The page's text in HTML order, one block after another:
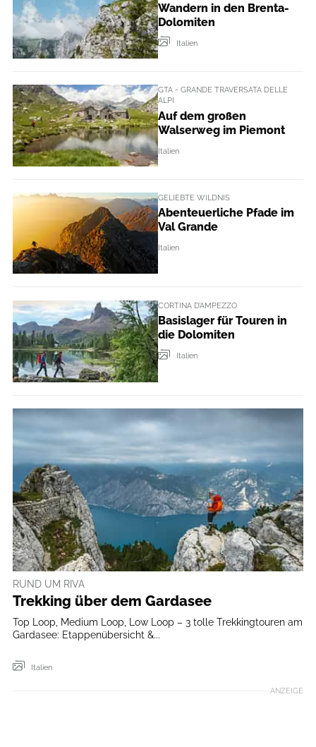
Wandern in den Brenta-
Dolomiten
Italien
GTA - GRANDE TRAVERSATA DELLE
ALPI
Auf dem großen
Walserweg im Piemont
Italien
GELIEBTE WILDNIS
Abenteuerliche Pfade im
Val Grande
Italien
CORTINA D’AMPEZZO
Basislager für Touren in
die Dolomiten
Italien
RUND UM RIVA
Trekking über dem Gardasee
Top Loop, Medium Loop, Low Loop – 3 tolle Trekkingtouren am
Gardasee: Etappenübersicht &...
Italien
ANZEIGE